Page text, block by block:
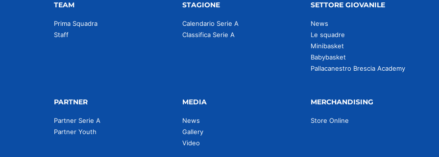
TEAM
Prima Squadra
Staff
STAGIONE
Calendario Serie A
Classifica Serie A
SETTORE GIOVANILE
News
Le squadre
Minibasket
Babybasket
Pallacanestro Brescia Academy
PARTNER
Partner Serie A
Partner Youth
MEDIA
News
Gallery
Video
MERCHANDISING
Store Online